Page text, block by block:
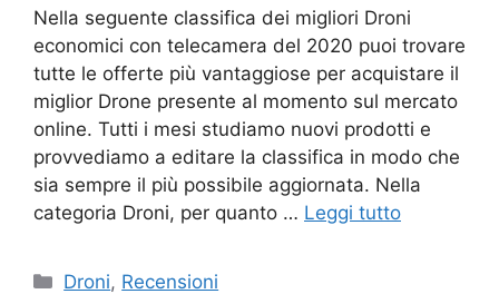
Nella seguente classifica dei migliori Droni
economici con telecamera del 2020 puoi trovare
tutte le offerte più vantaggiose per acquistare il
miglior Drone presente al momento sul mercato
online. Tutti i mesi studiamo nuovi prodotti e
provvediamo a editare la classifica in modo che
sia sempre il più possibile aggiornata. Nella
categoria Droni, per quanto … Leggi tutto
Categorie
Droni, Recensioni